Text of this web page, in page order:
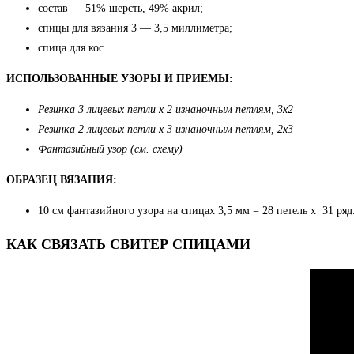
состав — 51% шерсть, 49% акрил;
спицы для вязания 3 — 3,5 миллиметра;
спица для кос.
ИСПОЛЬЗОВАННЫЕ УЗОРЫ И ПРИЕМЫ:
Резинка 3 лицевых петли х 2 изнаночным петлям, 3х2
Резинка 2 лицевых петли х 3 изнаночным петлям, 2х3
Фантазийный узор (см. схему)
ОБРАЗЕЦ ВЯЗАНИЯ:
10 см фантазийного узора на спицах 3,5 мм = 28 петель х 31
КАК СВЯЗАТЬ СВИТЕР СПИЦАМИ